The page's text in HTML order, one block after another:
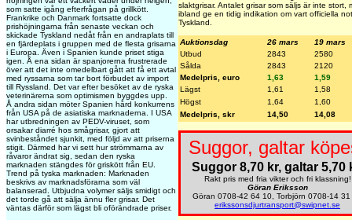
som satte igång efterfrågan på grillkött.
Frankrike och Danmark fortsatte dock
prishöjningarna från senaste veckan och
skickade Tyskland nedåt från en andraplats till
en fjärdeplats i gruppen med de flesta grisarna
i Europa. Även i Spanien kunde priset stiga
igen. Å ena sidan är spanjorerna frustrerade
över att det inte omedelbart gått att få ett avtal
med ryssarna som tar bort förbudet av import
till Ryssland. Det var efter besöket av de ryska
veterinärerna som optimismen byggdes upp.
Å andra sidan möter Spanien hård konkurrens
från USA på de asiatiska marknaderna. I USA
har utbredningen av PEDV-viruset, som
orsakar diarré hos smågrisar, gjort att
svinbeståndet sjunkit, med följd av att priserna
stigit. Därmed har vi sett hur strömmarna av
råvaror ändrat sig, sedan den ryska
marknaden stängdes för griskött från EU.
Trend på tyska marknaden: Marknaden
beskrivs av marknadsförarna som väl
balanserad. Utbjudna volymer säljs smidigt och
det torde gå att sälja ännu fler grisar. Det
väntas därför som lägst bli oförändrade priser.
slaktgrisar. Antalet grisar som säljs är inte stort,
ibland ge en tidig indikation om vart officiella
Tyskland.
Auktionsdag 26 mars
19 mars
Utbud
2843
2580
Sålda
2843
2120
Medelpris, euro
1,63
1,59
Lägst
1,61
1,58
Högst
1,64
1,60
Medelpris, skr
14,50 14,08
Suggor, galtar
Suggor 8,70 kr, galtar 5,70
Rakt pris med fria vikter och fri klassning!
Göran Eriksson
Göran 0708-42 64 10, Torbjörn 0708-14 31
erikssonsdjurtransport@swipnet.se